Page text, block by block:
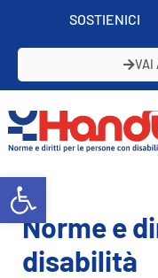
Open toolbar
SOSTIENICI
VAI
Norme e
disabilità